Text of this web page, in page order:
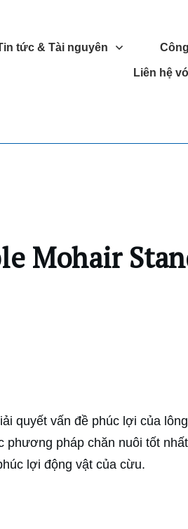
tức & Tài nguyên
Liên hệ
Mohair
quyết vấn đề phúc lợi của
pháp chăn nuôi tốt
lợi động vật của cừu.